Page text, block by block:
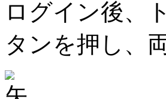
ログイン後、
タンを押し、